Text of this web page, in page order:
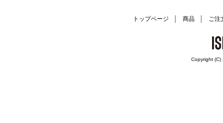
トップページ 商品 ご注
Copyright (C)